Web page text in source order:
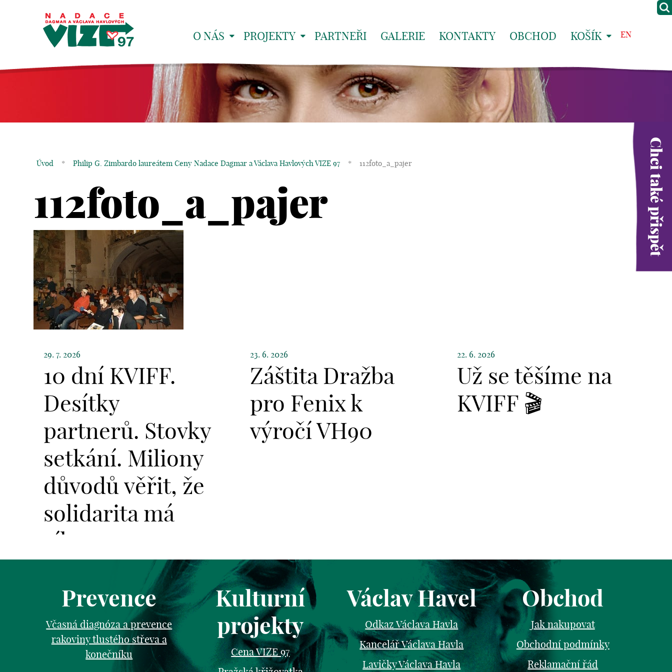
O NÁS PROJEKTY PARTNEŘI GALERIE KONTAKTY OBCHOD KOŠÍK EN
Chci také přispět
Úvod * Philip G. Zimbardo laureátem Ceny Nadace Dagmar a Václava Havlových VIZE 97 * 112foto_a_pajer
112foto_a_pajer
29. 7. 2026
10 dní KVIFF.
Desítky
partnerů. Stovky
setkání. Miliony
důvodů věřit, že
solidarita má
sílu.
23. 6. 2026
Záštita Dražba
pro Fenix k
výročí VH90
22. 6. 2026
Už se těšíme na
KVIFF 🎬
Prevence
Včasná diagnóza a prevence
rakoviny tlustého střeva a
konečníku
Kulturní
projekty
Cena VIZE 97
Václav Havel
Odkaz Václava Havla
Kancelář Václava Havla
Lavičky Václava Havla
Obchod
Jak nakupovat
Obchodní podmínky
Reklamační řád